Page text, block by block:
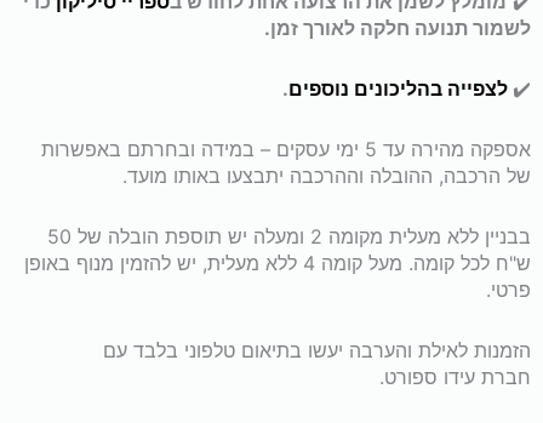
לשמור תנועה חלקה לאורך זמן.
✔️ לצפייה בהליכונים נוספים.
אספקה מהירה עד 5 ימי עסקים – במידה ובחרתם באפשרות
של הרכבה, ההובלה וההרכבה יתבצעו באותו מועד.
בבניין ללא מעלית מקומה 2 ומעלה יש תוספת הובלה של 50
ש"ח לכל קומה. מעל קומה 4 ללא מעלית, יש להזמין מנוף באופן
פרטי.
הזמנות לאילת והערבה יעשו בתיאום טלפוני בלבד עם
חברת עידו ספורט.